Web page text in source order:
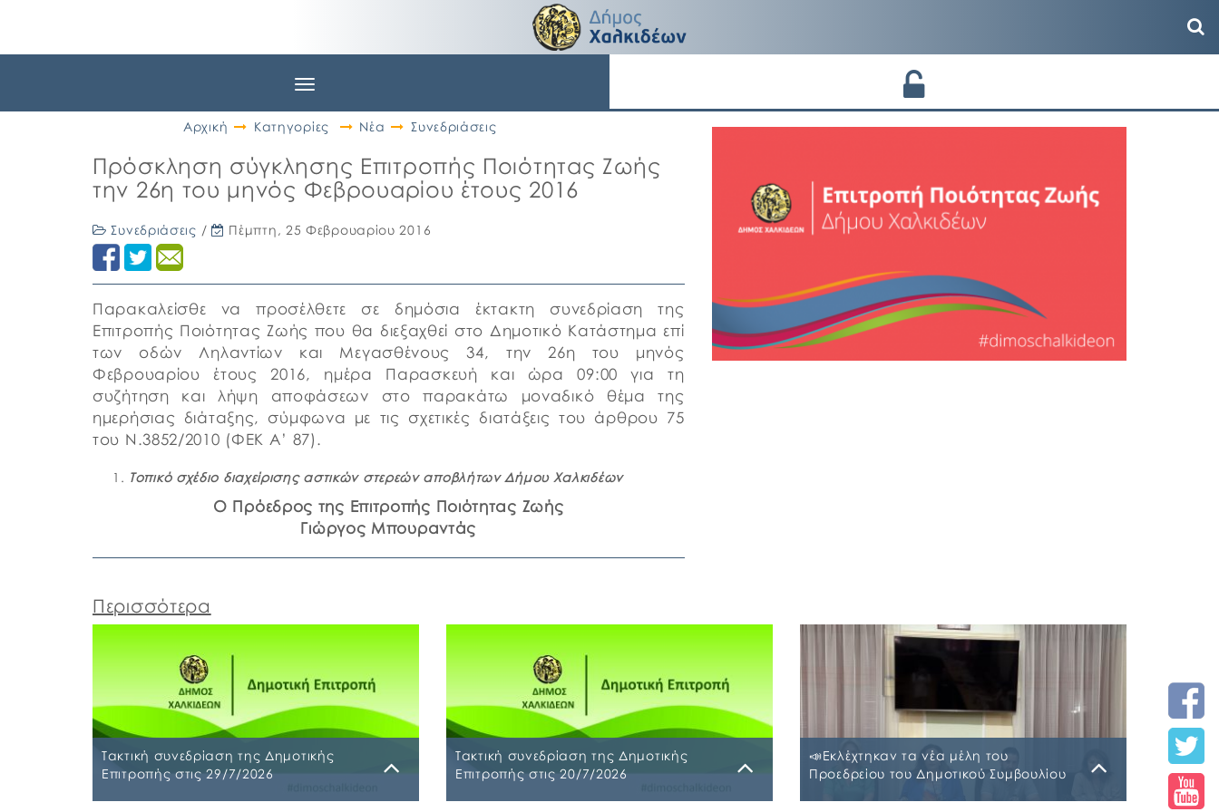
Toggle
Αρχική
Κατηγορίες Νέα Συνεδριάσεις
Πρόσκληση σύγκλησης Επιτροπής Ποιότητας Ζωής
την 26η του μηνός Φεβρουαρίου έτους 2016
Συνεδριάσεις / Πέμπτη, 25 Φεβρουαρίου 2016
Παρακαλείσθε να προσέλθετε σε δημόσια έκτακτη συνεδρίαση της
Επιτροπής Ποιότητας Ζωής που θα διεξαχθεί στο Δημοτικό Κατάστημα επί
των οδών Ληλαντίων και Μεγασθένους 34, την 26η του μηνός
Φεβρουαρίου έτους 2016, ημέρα Παρασκευή και ώρα 09:00 για τη
συζήτηση και λήψη αποφάσεων στο παρακάτω μοναδικό θέμα της
ημερήσιας διάταξης, σύμφωνα με τις σχετικές διατάξεις του άρθρου 75
του Ν.3852/2010 (ΦΕΚ Α’ 87).
Toπικό σχέδιο διαχείρισης αστικών στερεών αποβλήτων Δήμου Χαλκιδέων
Ο Πρόεδρος της Επιτροπής Ποιότητας Ζωής
Γιώργος Μπουραντάς
Περισσότερα
Τακτική συνεδρίαση της Δημοτικής
Επιτροπής στις 29/7/2026
Τακτική συνεδρίαση της Δημοτικής
Επιτροπής στις 20/7/2026
📣Εκλέχτηκαν τα νέα μέλη του
Προεδρείου του Δημοτικού Συμβουλίου